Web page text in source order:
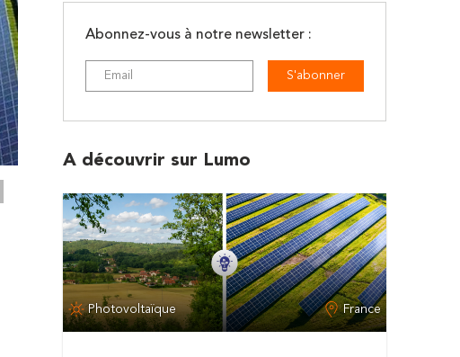
Abonnez-vous à notre newsletter :
S'abonner
A découvrir sur Lumo
Photovoltaïque France